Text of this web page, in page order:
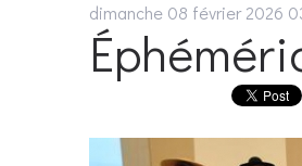
dimanche 08 février 2026